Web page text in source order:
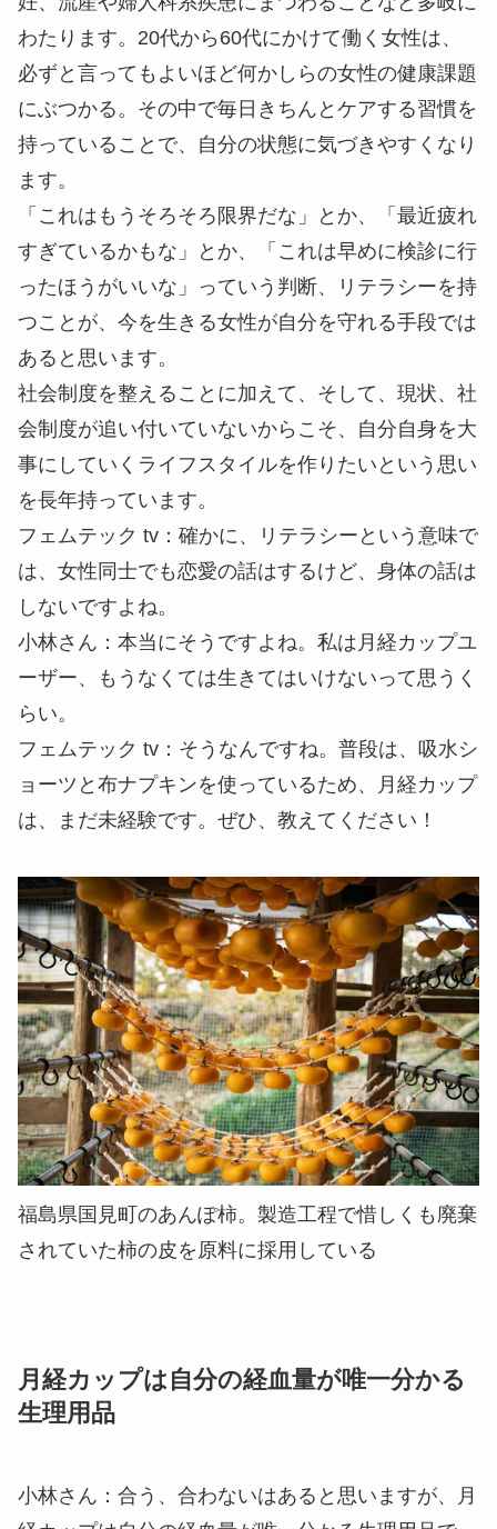
わたります。20代から60代にかけて働く女性は、
必ずと言ってもよいほど何かしらの女性の健康課題
にぶつかる。その中で毎日きちんとケアする習慣を
持っていることで、自分の状態に気づきやすくなり
ます。
「これはもうそろそろ限界だな」とか、「最近疲れ
すぎているかもな」とか、「これは早めに検診に行
ったほうがいいな」っていう判断、リテラシーを持
つことが、今を生きる女性が自分を守れる手段では
あると思います。
社会制度を整えることに加えて、そして、現状、社
会制度が追い付いていないからこそ、自分自身を大
事にしていくライフスタイルを作りたいという思い
を長年持っています。
フェムテック tv ：確かに、リテラシーという意味で
は、女性同士でも恋愛の話はするけど、身体の話は
しないですよね。
小林さん ：本当にそうですよね。私は月経カップユ
ーザー、もうなくては生きてはいけないって思うく
らい。
フェムテック tv ：そうなんですね。普段は、吸水シ
ョーツと布ナプキンを使っているため、月経カップ
は、まだ未経験です。ぜひ、教えてください！
福島県国見町のあんぽ柿。製造⼯程で惜しくも廃棄
されていた柿の⽪を原料に採⽤している
月経カップは自分の経血量が唯一分かる
生理用品
小林さん ：合う、合わないはあると思いますが、月